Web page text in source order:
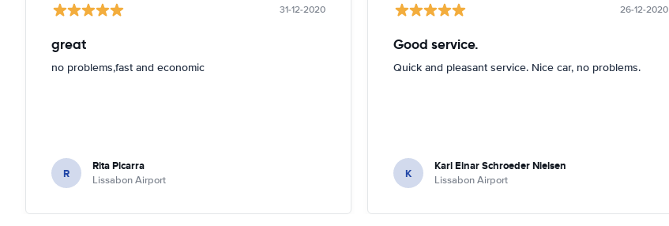
31-12-2020
great
no problems,fast and economic
R Rita Picarra
Lissabon Airport
26-12-2020
Good service.
Quick and pleasant service. Nice car, no problems.
K Karl Einar Schroeder Nielsen
Lissabon Airport